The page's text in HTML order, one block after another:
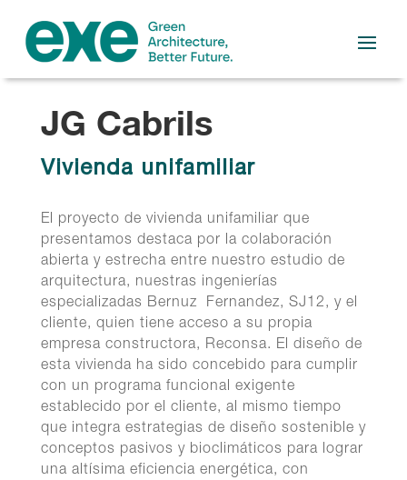
JG Cabrils
Vivienda unifamiliar
El proyecto de vivienda unifamiliar que
presentamos destaca por la colaboración
abierta y estrecha entre nuestro estudio de
arquitectura, nuestras ingenierías
especializadas Bernuz Fernandez, SJ12, y el
cliente, quien tiene acceso a su propia
empresa constructora, Reconsa. El diseño de
esta vivienda ha sido concebido para cumplir
con un programa funcional exigente
establecido por el cliente, al mismo tiempo
que integra estrategias de diseño sostenible y
conceptos pasivos y bioclimáticos para lograr
una altísima eficiencia energética, con